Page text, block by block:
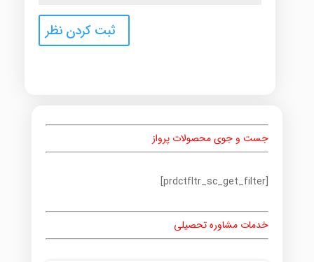
جست و جوی محصولات پرواز
[prdctfltr_sc_get_filter]
خدمات مشاوره تحصیلی